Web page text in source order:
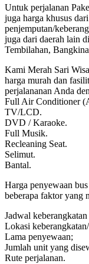
Untuk perjalanan
juga harga khusus
penjemputan/
juga dari daerah lain
Tembilahan,
Kami Merah Sari
harga murah dan
perjalananan Anda
Full Air Conditioner
TV/LCD.
DVD / Karaoke.
Full Musik.
Recleaning Seat.
Selimut.
Bantal.
Harga penyewaan
beberapa faktor yang
Jadwal
Lokasi
Lama penyewaan;
Jumlah unit yang
Rute perjalanan.